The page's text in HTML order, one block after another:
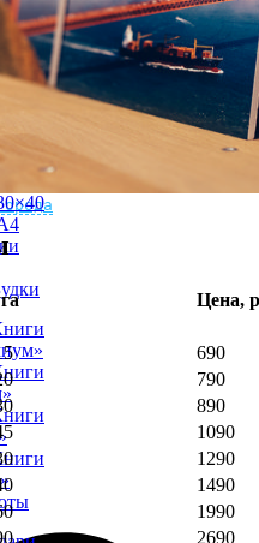
всему миру
10х10
10×15
15×15
20×30
Цена,
690
790
890
1090
1290
1490
1990
2690